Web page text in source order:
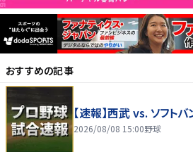
おすすめの記事
【速報】西武 vs. ソフト
2026/08/08 15:00野球